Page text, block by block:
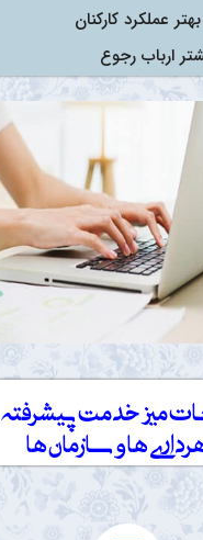
عملکرد کارکنان
ارباب رجوع
میز خدمت پیشرفته
ها و سازمان ها